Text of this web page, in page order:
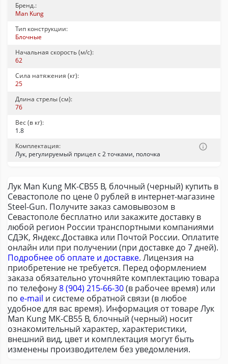
Бренд.:
Man Kung
Тип конструкции:
Блочные
Начальная скорость (м/с):
62
Сила натяжения (кг):
25
Длина стрелы (см):
76
Вес (в кг):
1.8
Комплектация:
Лук, регулируемый прицел с 2 точками, полочка
Лук Man Kung MK-CB55 B, блочный (черный) купить в
Севастополе по цене 0 рублей в интернет-магазине
Steel-Gun. Получите заказ самовывозом в
Севастополе бесплатно или закажите доставку в
любой регион России транспортными компаниями
СДЭК, Яндекс.Доставка или Почтой России. Оплатите
онлайн или при получении (при доставке до 7 дней).
Подробнее об оплате и доставке. Лицензия на
приобретение не требуется. Перед оформлением
заказа обязательно уточняйте комплектацию товара
по телефону8 (904) 215-66-30(в рабочее время) или
по e-mail и системе обратной связи (в любое
удобное для вас время). Информация от товаре Лук
Man Kung MK-CB55 B, блочный (черный) носит
ознакомительный характер, характеристики,
внешний вид, цвет и комплектация могут быть
изменены производителем без уведомления.